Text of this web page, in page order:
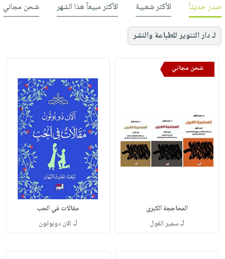
صدر حديثاً الأكثر شعبية الأكثر مبيعاً هذا الشهر شحن مجاني
لـ دار التنوير للطباعة والنشر
شحن مجاني
المحاججة الكبرى
لـسمير الغول
مقالات في الحب
لـ الان دوبوتون